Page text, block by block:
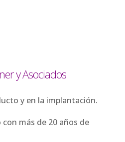
y Asociados
y en la implantación.
con más de 20 años de